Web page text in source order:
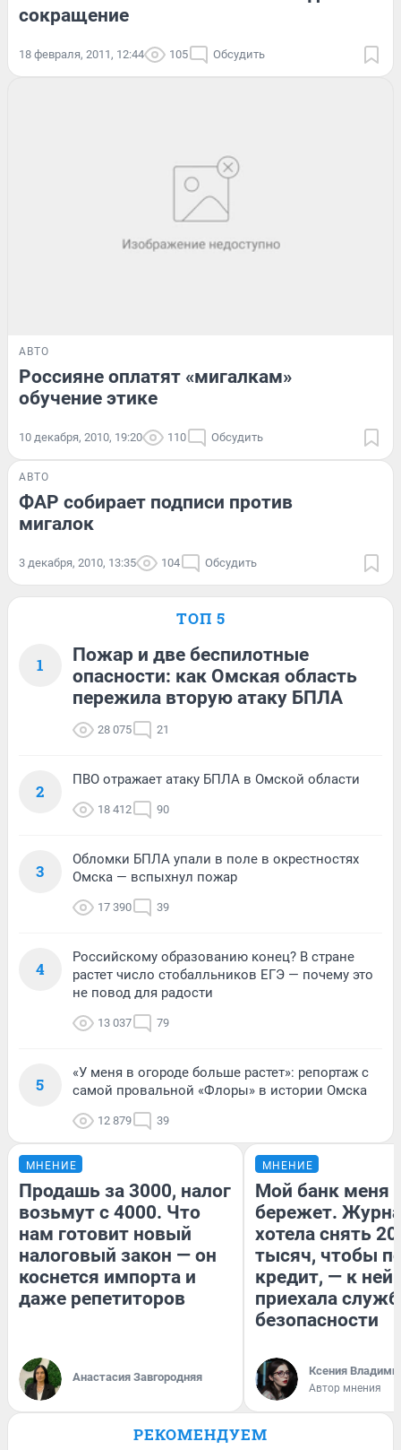
сокращение
18 февраля, 2011, 12:44 105 Обсудить
АВТО
Россияне оплатят «мигалкам»
обучение этике
10 декабря, 2010, 19:20 110 Обсудить
АВТО
ФАР собирает подписи против
мигалок
3 декабря, 2010, 13:35 104 Обсудить
ТОП 5
1
Пожар и две беспилотные
опасности: как Омская область
пережила вторую атаку БПЛА
28 075 21
2
ПВО отражает атаку БПЛА в Омской области
18 412 90
3
Обломки БПЛА упали в поле в окрестностях
Омска — вспыхнул пожар
17 390 39
4
Российскому образованию конец? В стране
растет число стобалльников ЕГЭ — почему это
не повод для радости
13 037 79
5
«У меня в огороде больше растет»: репортаж с
самой провальной «Флоры» в истории Омска
12 879 39
МНЕНИЕ
Продашь за 3000, налог
возьмут с 4000. Что
нам готовит новый
налоговый закон — он
коснется импорта и
даже репетиторов
Анастасия Завгородняя
МНЕНИЕ
Мой банк меня
бережет.
хотела снять
тысяч, чтобы
кредит, — к
приехала
безопасности
Ксения
Автор мнения
РЕКОМЕНДУЕМ